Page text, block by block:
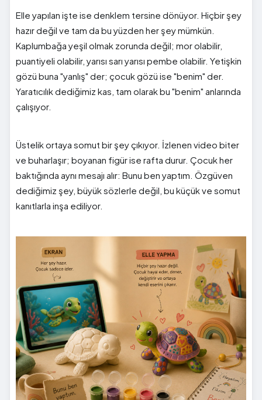
Elle yapılan işte ise denklem tersine dönüyor. Hiçbir şey
hazır değil ve tam da bu yüzden her şey mümkün.
Kaplumbağa yeşil olmak zorunda değil; mor olabilir,
puantiyeli olabilir, yarısı sarı yarısı pembe olabilir. Yetişkin
gözü buna "yanlış" der; çocuk gözü ise "benim" der.
Yaratıcılık dediğimiz kas, tam olarak bu "benim" anlarında
çalışıyor.
Üstelik ortaya somut bir şey çıkıyor. İzlenen video biter
ve buharlaşır; boyanan figür ise rafta durur. Çocuk her
baktığında aynı mesajı alır: Bunu ben yaptım. Özgüven
dediğimiz şey, büyük sözlerle değil, bu küçük ve somut
kanıtlarla inşa ediliyor.